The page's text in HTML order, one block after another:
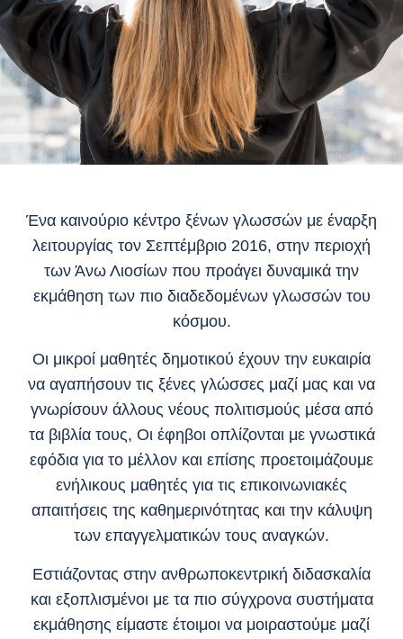
Ένα καινούριο κέντρο ξένων γλωσσών με έναρξη
λειτουργίας τον Σεπτέμβριο 2016, στην περιοχή
των Άνω Λιοσίων που προάγει δυναμικά την
εκμάθηση των πιο διαδεδομένων γλωσσών του
κόσμου.
Οι μικροί μαθητές δημοτικού έχουν την ευκαιρία
να αγαπήσουν τις ξένες γλώσσες μαζί μας και να
γνωρίσουν άλλους νέους πολιτισμούς μέσα από
τα βιβλία τους, Οι έφηβοι οπλίζονται με γνωστικά
εφόδια για το μέλλον και επίσης προετοιμάζουμε
ενήλικους μαθητές για τις επικοινωνιακές
απαιτήσεις της καθημερινότητας και την κάλυψη
των επαγγελματικών τους αναγκών.
Εστιάζοντας στην ανθρωποκεντρική διδασκαλία
και εξοπλισμένοι με τα πιο σύγχρονα συστήματα
εκμάθησης είμαστε έτοιμοι να μοιραστούμε μαζί